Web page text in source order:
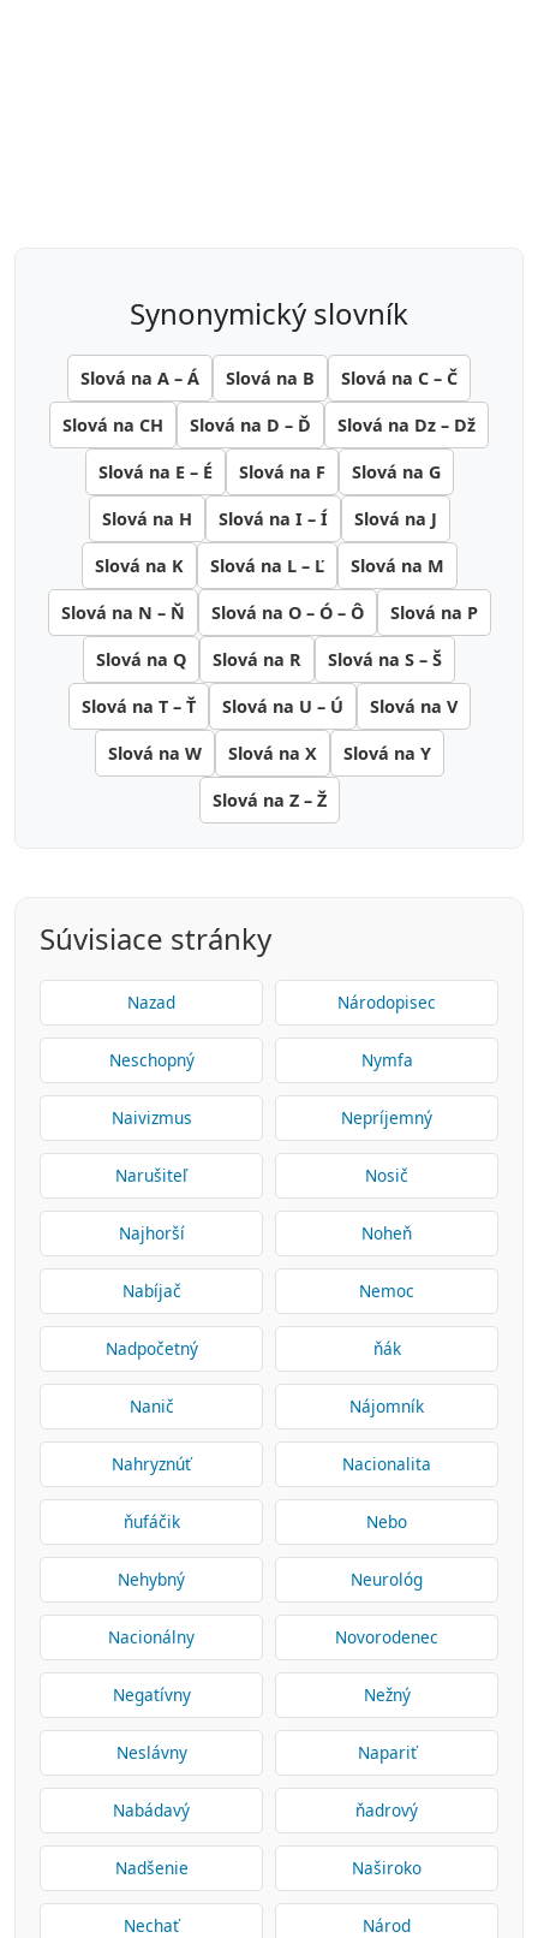
synonymický slovník
Slová na A – Á Slová na B Slová na C – Č
Slová na CH Slová na D – Ď Slová na Dz – Dž
Slová na E – É Slová na F Slová na G
Slová na H Slová na I – Í Slová na J
Slová na K Slová na L – Ľ Slová na M
Slová na N – Ň Slová na O – Ó – Ô Slová na P
Slová na Q Slová na R Slová na S – Š
Slová na T – Ť Slová na U – Ú Slová na V
Slová na W Slová na X Slová na Y
Slová na Z – Ž
Súvisiace stránky
Nazad Národopisec
Neschopný Nymfa
Naivizmus Nepríjemný
Narušiteľ Nosič
Najhorší Noheň
Nabíjač Nemoc
Nadpočetný ňák
Nanič Nájomník
Nahryznúť Nacionalita
ňufáčik Nebo
Nehybný Neurológ
Nacionálny Novorodenec
Negatívny Nežný
Neslávny Napariť
Nabádavý ňadrový
Nadšenie Naširoko
Nechať Národ